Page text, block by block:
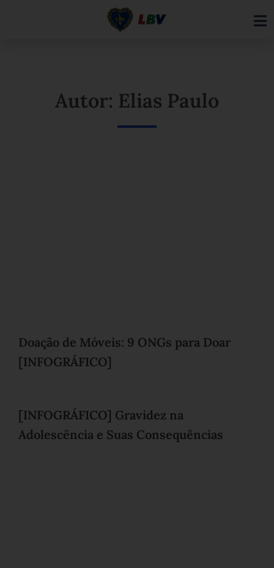
Autor: Elias Paulo
Doação de Móveis: 9 ONGs para Doar
[INFOGRÁFICO]
[INFOGRÁFICO] Gravidez na
Adolescência e Suas Consequências